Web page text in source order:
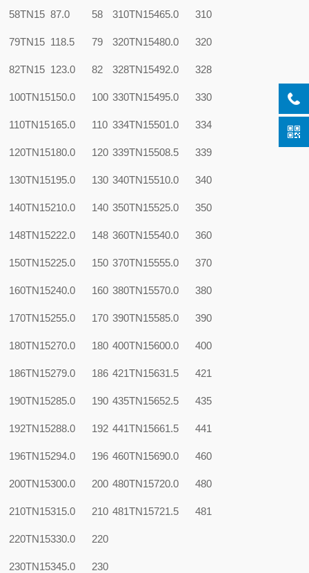
58TN15 87.0 58 310TN15465.0 310
79TN15 118.5 79 320TN15480.0 320
82TN15 123.0 82 328TN15492.0 328
100TN15150.0 100 330TN15495.0 330
110TN15165.0 110 334TN15501.0 334
120TN15180.0 120 339TN15508.5 339
130TN15195.0 130 340TN15510.0 340
140TN15210.0 140 350TN15525.0 350
148TN15222.0 148 360TN15540.0 360
150TN15225.0 150 370TN15555.0 370
160TN15240.0 160 380TN15570.0 380
170TN15255.0 170 390TN15585.0 390
180TN15270.0 180 400TN15600.0 400
186TN15279.0 186 421TN15631.5 421
190TN15285.0 190 435TN15652.5 435
192TN15288.0 192 441TN15661.5 441
196TN15294.0 196 460TN15690.0 460
200TN15300.0 200 480TN15720.0 480
210TN15315.0 210 481TN15721.5 481
220TN15330.0 220
230TN15345.0 230